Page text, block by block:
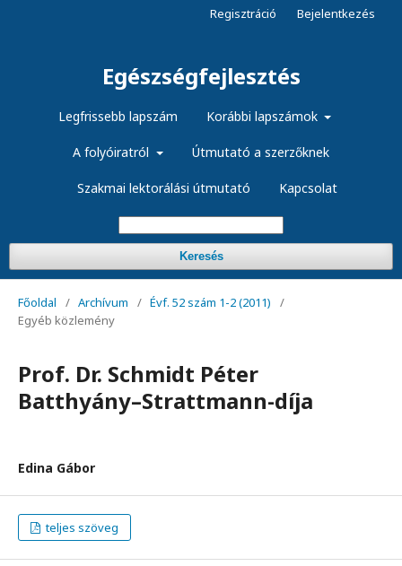
Egészségfejlesztés
Legfrissebb lapszám Korábbi lapszámok
A folyóiratról Útmutató a szerzőknek
Szakmai lektorálási útmutató Kapcsolat
Keresés
Regisztráció Bejelentkezés
Főoldal / Archívum / Évf. 52 szám 1-2 (2011)
/
Egyéb közlemény
Prof. Dr. Schmidt Péter
Batthyány–Strattmann-díja
Edina Gábor
teljes szöveg